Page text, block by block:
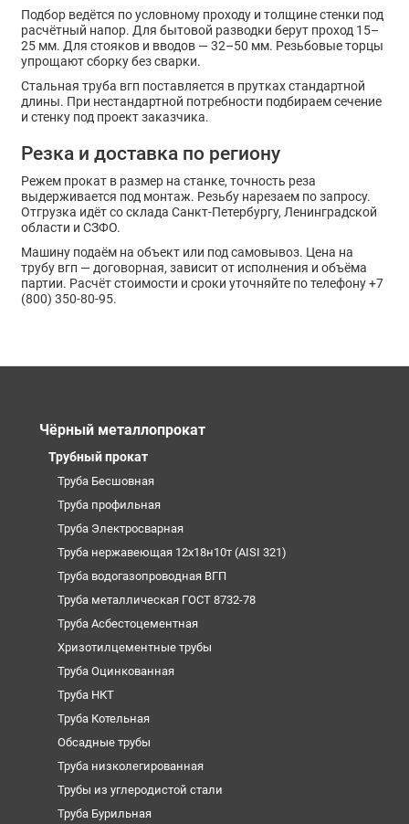
Подбор ведётся по условному проходу и толщине стенки под
расчётный напор. Для бытовой разводки берут проход 15–
25 мм. Для стояков и вводов — 32–50 мм. Резьбовые торцы
упрощают сборку без сварки.
Стальная труба вгп поставляется в прутках стандартной
длины. При нестандартной потребности подбираем сечение
и стенку под проект заказчика.
Резка и доставка по региону
Режем прокат в размер на станке, точность реза
выдерживается под монтаж. Резьбу нарезаем по запросу.
Отгрузка идёт со склада Санкт-Петербургу, Ленинградской
области и СЗФО.
Машину подаём на объект или под самовывоз. Цена на
трубу вгп — договорная, зависит от исполнения и объёма
партии. Расчёт стоимости и сроки уточняйте по телефону +7
(800) 350-80-95.
Чёрный металлопрокат
Трубный прокат
Труба Бесшовная
Труба профильная
Труба Электросварная
Труба нержавеющая 12х18н10т (AISI 321)
Труба водогазопроводная ВГП
Труба металлическая ГОСТ 8732-78
Труба Асбестоцементная
Хризотилцементные трубы
Труба Оцинкованная
Труба НКТ
Труба Котельная
Обсадные трубы
Труба низколегированная
Трубы из углеродистой стали
Труба Бурильная